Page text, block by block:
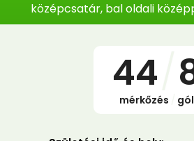
középcsatár, bal oldali
44
mérkőzés gól